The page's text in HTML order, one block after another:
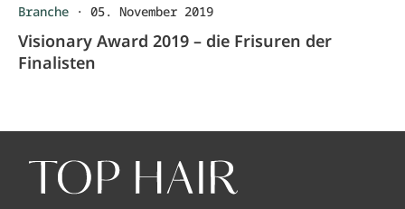
Branche · 05. November 2019
Visionary Award 2019 – die Frisuren der
Finalisten